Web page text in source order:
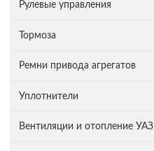
Рулевые управления
Тормоза
Ремни привода агрегатов
Уплотнители
Вентиляции и отопление УАЗ